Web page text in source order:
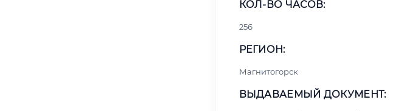
КОЛ-ВО ЧАСОВ:
256
РЕГИОН:
Магнитогорск
ВЫДАВАЕМЫЙ ДОКУМЕНТ: